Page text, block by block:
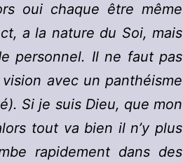
oui chaque être même
a la nature du Soi, mais
personnel. Il ne faut pas
avec un panthéisme
Si je suis Dieu, que mon
tout va bien il n’y plus
rapidement dans des